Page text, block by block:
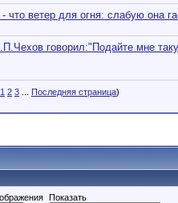
что ветер для огня: слабую она
говорил:"Подайте мне
1 2 3 Последняя страница)
Показать